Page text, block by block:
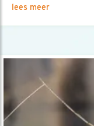
lees meer